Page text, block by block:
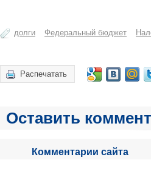
долги Федеральный бюджет
Распечатать
Оставить
Комментарии сайта